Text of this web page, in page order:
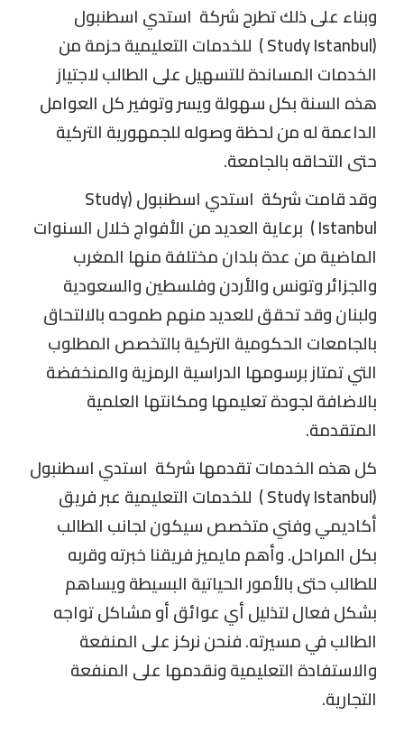
وبناء على ذلك تطرح شركة استدي اسطنبول
(Study Istanbul )
للخدمات التعليمية حزمة من
الخدمات المساندة للتسهيل على الطالب لاجتياز
هذه السنة بكل سهولة ويسر وتوفير كل العوامل
الداعمة له من لحظة وصوله للجمهورية التركية
حتى التحاقه بالجامعة.
وقد قامت شركة
استدي اسطنبول (Study
Istanbul ) برعاية العديد من الأفواج خلال السنوات
الماضية من عدة بلدان مختلفة منها المغرب
والجزائر وتونس والأردن وفلسطين والسعودية
ولبنان وقد تحقق للعديد منهم طموحه بالالتحاق
بالجامعات الحكومية التركية بالتخصص المطلوب
التي تمتاز برسومها الدراسية الرمزية والمنخفضة
بالاضافة لجودة تعليمها ومكانتها العلمية
المتقدمة.
كل هذه الخدمات تقدمها شركة استدي اسطنبول
(Study Istanbul )
للخدمات التعليمية عبر فريق
أكاديمي وفني متخصص سيكون لجانب الطالب
بكل المراحل. وأهم مايميز فريقنا خبرته وقربه
للطالب حتى بالأمور الحياتية البسيطة ويساهم
بشكل فعال لتذليل أي عوائق أو مشاكل تواجه
الطالب في مسيرته. فنحن نركز على المنفعة
والاستفادة التعليمية ونقدمها على المنفعة
التجارية.